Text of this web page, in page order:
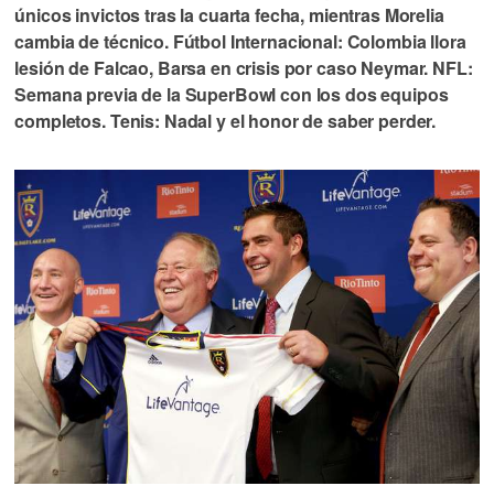
únicos invictos tras la cuarta fecha, mientras Morelia
cambia de técnico. Fútbol Internacional: Colombia llora
lesión de Falcao, Barsa en crisis por caso Neymar. NFL:
Semana previa de la SuperBowl con los dos equipos
completos. Tenis: Nadal y el honor de saber perder.